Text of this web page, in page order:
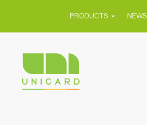
PRODUCTS NEWS